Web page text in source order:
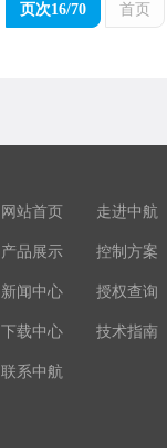
页次16/70 首页
网站首页 走进中航
产品展示 控制方案
新闻中心 授权查询
下载中心 技术指南
联系中航